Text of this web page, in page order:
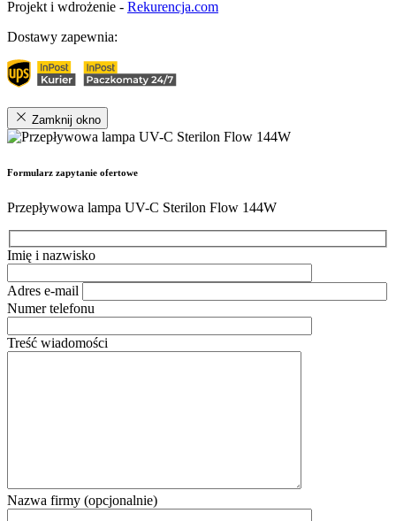
Projekt i wdrożenie - Rekurencja.com
Dostawy zapewnia:
Zamknij okno
Formularz zapytanie ofertowe
Przepływowa lampa UV-C Sterilon Flow 144W
Imię i nazwisko
Adres e-mail
Numer telefonu
Treść wiadomości
Nazwa firmy (opcjonalnie)